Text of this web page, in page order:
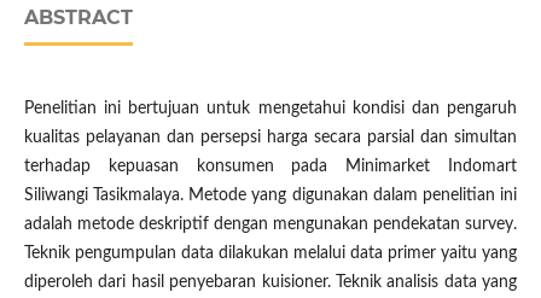
ABSTRACT
Penelitian ini bertujuan untuk mengetahui kondisi dan pengaruh
kualitas pelayanan dan persepsi harga secara parsial dan simultan
terhadap kepuasan konsumen pada Minimarket Indomart
Siliwangi Tasikmalaya. Metode yang digunakan dalam penelitian ini
adalah metode deskriptif dengan mengunakan pendekatan survey.
Teknik pengumpulan data dilakukan melalui data primer yaitu yang
diperoleh dari hasil penyebaran kuisioner. Teknik analisis data yang